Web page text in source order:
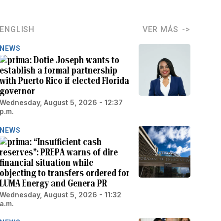
ENGLISH VER MÁS
NEWS
Dotie Joseph wants to
establish a formal partnership
with Puerto Rico if elected Florida
governor
Wednesday, August 5, 2026 - 12:37
p.m.
NEWS
“Insufficient cash
reserves”: PREPA warns of dire
financial situation while
objecting to transfers ordered for
LUMA Energy and Genera PR
Wednesday, August 5, 2026 - 11:32
a.m.